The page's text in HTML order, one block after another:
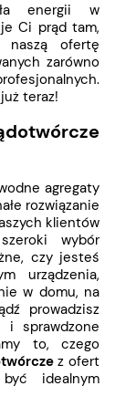
energii w
Ci prąd tam,
naszą ofertę
zarówno
teraz!
agregaty
rozwiązanie
klientów
wybór
czy jesteś
urządzenia,
w domu, na
prowadzisz
sprawdzone
to, czego
z ofert
idealnym